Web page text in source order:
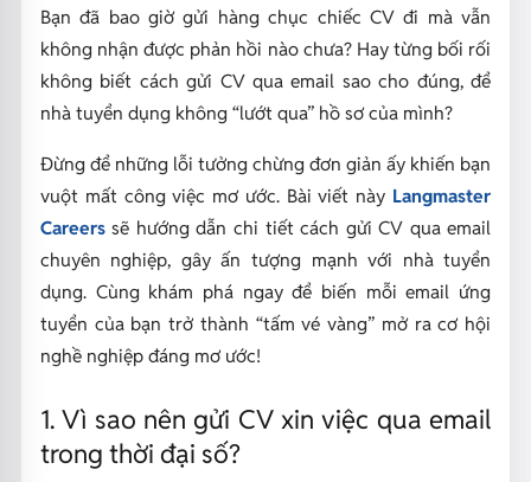
Bạn đã bao giờ gửi hàng chục chiếc CV đi mà vẫn
không nhận được phản hồi nào chưa? Hay từng bối rối
không biết cách gửi CV qua email sao cho đúng, để
nhà tuyển dụng không “lướt qua” hồ sơ của mình?
Đừng để những lỗi tưởng chừng đơn giản ấy khiến bạn
vuột mất công việc mơ ước. Bài viết này Langmaster
Careerssẽ hướng dẫn chi tiếtcách gửi CV qua email
chuyên nghiệp, gây ấn tượng mạnh với nhà tuyển
dụng. Cùng khám phá ngay để biến mỗi email ứng
tuyển của bạn trở thành “tấm vé vàng” mở ra cơ hội
nghề nghiệp đáng mơ ước!
1. Vì sao nên gửi CV xin việc qua email
trong thời đại số?